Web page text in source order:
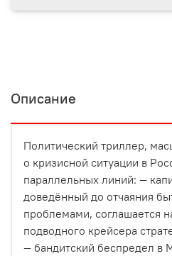
Описание
Политический триллер,
о кризисной ситуации в
параллельных линий: —
доведённый до отчаяния
проблемами, соглашается
подводного крейсера
— бандитский беспредел в